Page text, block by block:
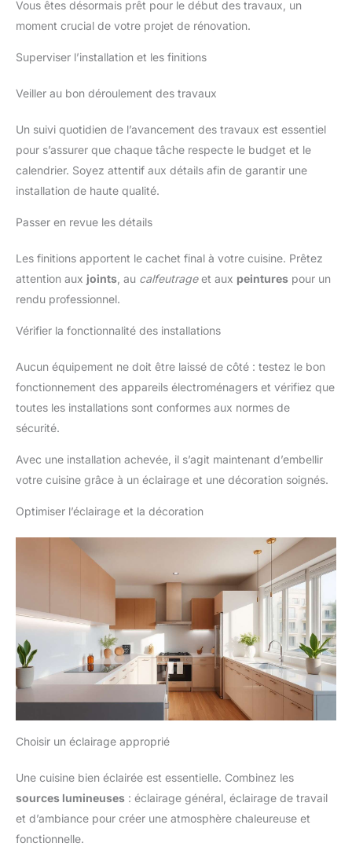
Vous êtes désormais prêt pour le début des travaux, un
moment crucial de votre projet de rénovation.
Superviser l’installation et les finitions
Veiller au bon déroulement des travaux
Un suivi quotidien de l’avancement des travaux est essentiel
pour s’assurer que chaque tâche respecte le budget et le
calendrier. Soyez attentif aux détails afin de garantir une
installation de haute qualité.
Passer en revue les détails
Les finitions apportent le cachet final à votre cuisine. Prêtez
attention aux joints , au calfeutrageet aux peintures pour un
rendu professionnel.
Vérifier la fonctionnalité des installations
Aucun équipement ne doit être laissé de côté : testez le bon
fonctionnement des appareils électroménagers et vérifiez que
toutes les installations sont conformes aux normes de
sécurité.
Avec une installation achevée, il s’agit maintenant d’embellir
votre cuisine grâce à un éclairage et une décoration soignés.
Optimiser l’éclairage et la décoration
Choisir un éclairage approprié
Une cuisine bien éclairée est essentielle. Combinez les
sources lumineuses : éclairage général, éclairage de travail
et d’ambiance pour créer une atmosphère chaleureuse et
fonctionnelle.